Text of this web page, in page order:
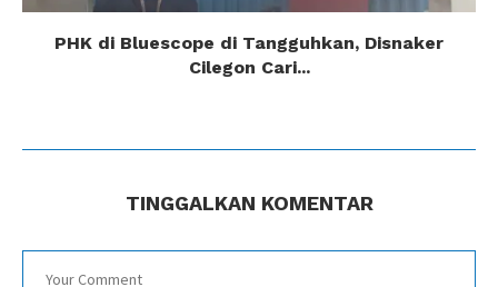
PHK di Bluescope di Tangguhkan, Disnaker
Cilegon Cari...
TINGGALKAN KOMENTAR